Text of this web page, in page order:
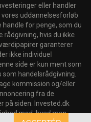
eller handler
uddannelsesforløb
handle for penge, som du
rådgivning, hvis du ikke
garanterer
ikke individuel
side er kun ment som
handelsrådgivning.
kommission og/eller
fra de
på siden. Invested.dk
med, hvad man